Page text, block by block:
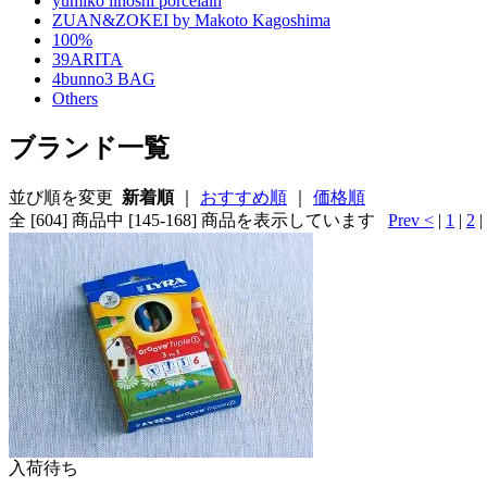
ZUAN&ZOKEI by Makoto Kagoshima
100%
39ARITA
4bunno3 BAG
Others
ブランド一覧
並び順を変更 新着順｜ おすすめ順
価格順
全 [604] 商品中 [145-168] 商品を表示しています
Prev < | 1 | 2 |
入荷待ち